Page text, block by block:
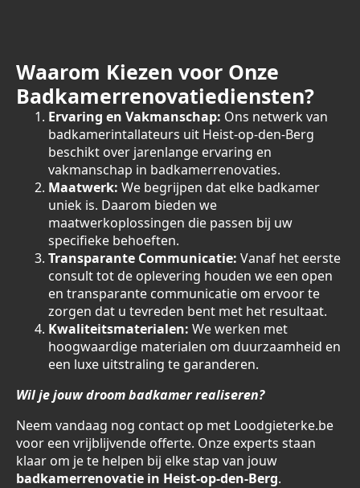
Waarom Kiezen voor Onze
Badkamerrenovatiediensten?
Ervaring en Vakmanschap: Ons netwerk van
badkamerintallateurs uit Heist-op-den-Berg
beschikt over jarenlange ervaring en
vakmanschap in badkamerrenovaties.
Maatwerk: We begrijpen dat elke badkamer
uniek is. Daarom bieden we
maatwerkoplossingen die passen bij uw
specifieke behoeften.
Transparante Communicatie: Vanaf het eerste
consult tot de oplevering houden we een open
en transparante communicatie om ervoor te
zorgen dat u tevreden bent met het resultaat.
Kwaliteitsmaterialen: We werken met
hoogwaardige materialen om duurzaamheid en
een luxe uitstraling te garanderen.
Wil je jouw droom badkamer realiseren?
Neem vandaag nog contact op met Loodgieterke.be
voor een vrijblijvende offerte. Onze experts staan
klaar om je te helpen bij elke stap van jouw
badkamerrenovatie in Heist-op-den-Berg.